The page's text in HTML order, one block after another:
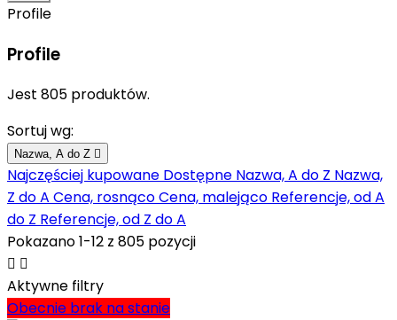
Profile
Profile
Jest 805 produktów.
Sortuj wg:
Nazwa, A do Z 
Najczęściej kupowane Dostępne Nazwa, A do Z Nazwa,
Z do A Cena, rosnącoCena, malejąco Referencje, od A
do Z Referencje, od Z do A
Pokazano 1-12 z 805 pozycji
 
Aktywne filtry
Obecnie brak na stanie